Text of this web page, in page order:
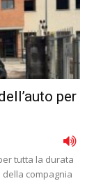
per
tutta la durata
compagnia